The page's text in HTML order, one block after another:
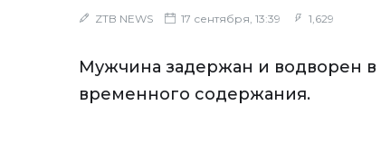
ZTB NEWS 17 сентября, 13:39 1,629
Мужчина задержан и водворен в
временного содержания.